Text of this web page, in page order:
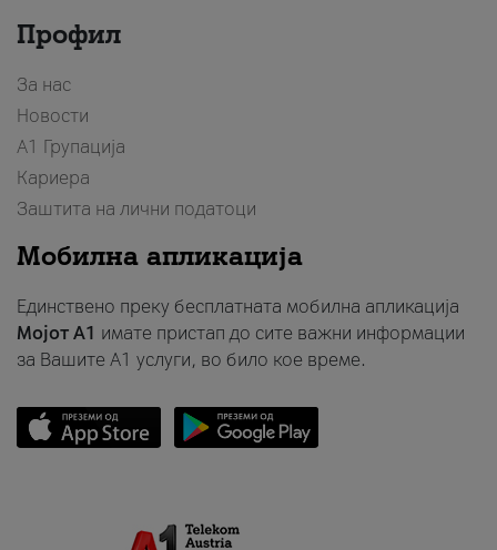
Профил
За нас
Новости
А1 Групација
Кариера
Заштита на лични податоци
Мобилна апликација
Единствено преку бесплатната мобилна апликација
Мојот A1 имате пристап до сите важни информации
за Вашите A1 услуги, во било кое време.